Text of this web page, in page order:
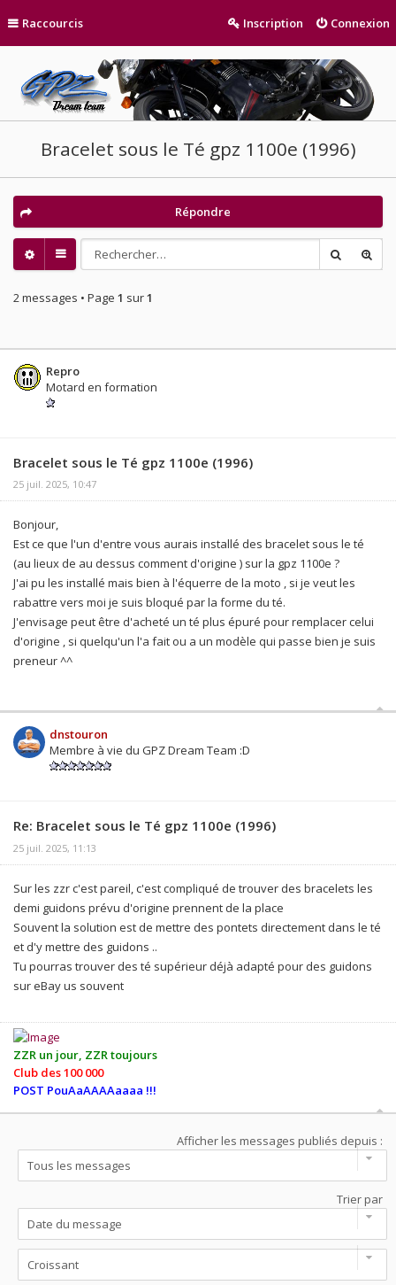
Raccourcis Connexion
Inscription
Bracelet sous le Té gpz 1100e (1996)
Répondre
2 messages • Page 1 sur1
Repro
Motard en formation
Bracelet sous le Té gpz 1100e (1996)
25 juil. 2025, 10:47
Bonjour,
Est ce que l'un d'entre vous aurais installé des bracelet sous le té
(au lieux de au dessus comment d'origine ) sur la gpz 1100e ?
J'ai pu les installé mais bien à l'équerre de la moto , si je veut les
rabattre vers moi je suis bloqué par la forme du té.
J'envisage peut être d'acheté un té plus épuré pour remplacer celui
d'origine , si quelqu'un l'a fait ou a un modèle qui passe bien je suis
preneur ^^
dnstouron
Membre à vie du GPZ Dream Team :D
Re: Bracelet sous le Té gpz 1100e (1996)
25 juil. 2025, 11:13
Sur les zzr c'est pareil, c'est compliqué de trouver des bracelets les
demi guidons prévu d'origine prennent de la place
Souvent la solution est de mettre des pontets directement dans le té
et d'y mettre des guidons ..
Tu pourras trouver des té supérieur déjà adapté pour des guidons
sur eBay us souvent
ZZR un jour, ZZR toujours
Club des 100 000
POST PouAaAAAAaaaa !!!
Afficher les messages publiés depuis :
Trier par